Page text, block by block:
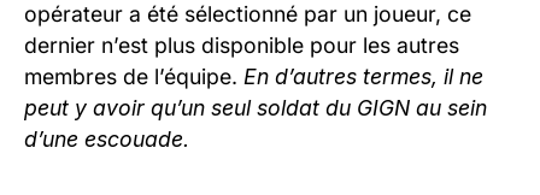
opérateur a été sélectionné par un joueur, ce
dernier n’est plus disponible pour les autres
membres de l’équipe. En d’autres termes, il ne
peut y avoir qu’un seul soldat du GIGN au sein
d’une escouade.